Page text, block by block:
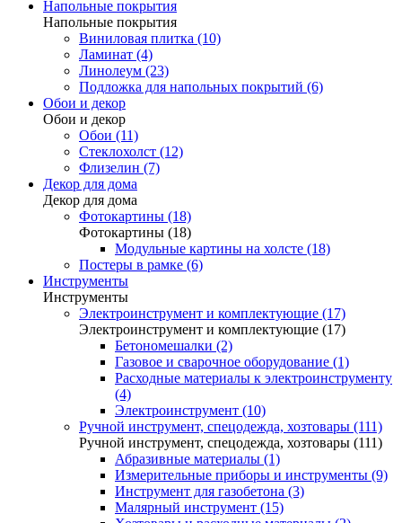
Напольные покрытия
Напольные покрытия
Виниловая плитка (10)
Ламинат (4)
Линолеум (23)
Подложка для напольных покрытий (6)
Обои и декор
Обои и декор
Обои (11)
Стеклохолст (12)
Флизелин (7)
Декор для дома
Декор для дома
Фотокартины (18)
Фотокартины (18)
Модульные картины на холсте (18)
Постеры в рамке (6)
Инструменты
Инструменты
Электроинструмент и комплектующие (17)
Электроинструмент и комплектующие (17)
Бетономешалки (2)
Газовое и сварочное оборудование (1)
Расходные материалы к электроинструменту
(4)
Электроинструмент (10)
Ручной инструмент, спецодежда, хозтовары (111)
Ручной инструмент, спецодежда, хозтовары (111)
Абразивные материалы (1)
Измерительные приборы и инструменты (9)
Инструмент для газобетона (3)
Малярный инструмент (15)